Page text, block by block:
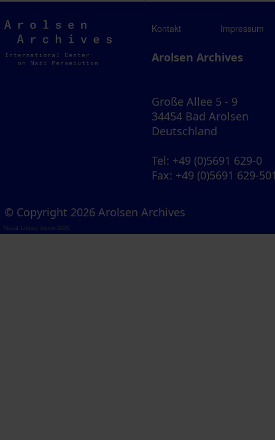
Arolsen
Archives
Kontakt Impressum
Arolsen Archives
Große Allee 5 - 9
34454 Bad Arolsen
Deutschland
Tel: +49 (0)5691 629-0
Fax: +49 (0)5691 629-
© Copyright 2026 Arolsen Archives
Visual Library Server 2026